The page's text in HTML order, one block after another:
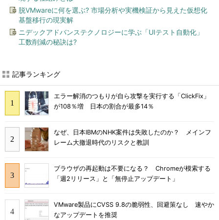
脱VMwareに何を選ぶ? 市場分析や実機検証から見えた仮想化
基盤移行の現実解
ニデックアドバンステクノロジーに学ぶ「UIテスト自動化」
工数削減の秘訣は?
記事ランキング
エラー解消のつもりが自ら攻撃を実行する「ClickFix」
が108％増 日本の割合が最多14％
なぜ、日本IBMのNHK案件は失敗したのか？ メインフ
レーム大撤退時代のリスクと教訓
ブラウザの再起動は不要になる？ Chromeが模索する
「週2リリース」と「無停止アップデート」
VMware製品にCVSS 9.8の脆弱性、回避策なし 速やか
なアップデートを推奨